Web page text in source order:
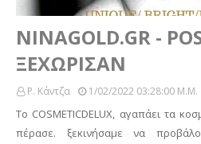
NINAGOLD.GR -
ΞΕΧΩΡΙΣΑΝ
Ρ. Κάντζα 1/02/2022 03:28:00 Μ.μ.
Το COSMETICDELUX, αγαπάει τα
πέρασε. ξεκινήσαμε να